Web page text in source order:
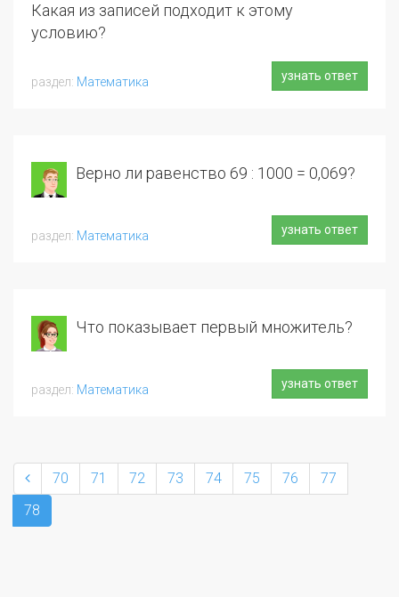
Математика
Какая из записей подходит к этому
условию?
узнать ответ
Математика
Верно ли равенство 69 : 1000 = 0,069?
узнать ответ
Математика
Что показывает первый множитель?
узнать ответ
70 71 72 73 74 75 76
77
78